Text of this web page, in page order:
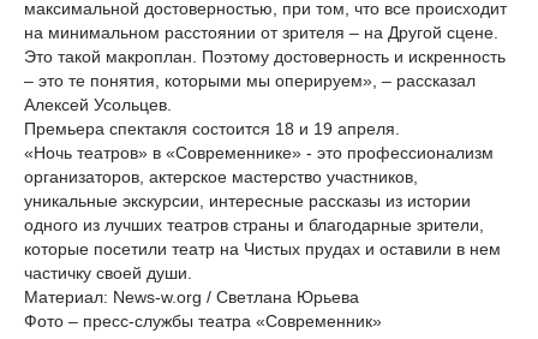
максимальной достоверностью, при том, что все происходит
на минимальном расстоянии от зрителя – на Другой сцене.
Это такой макроплан. Поэтому достоверность и искренность
– это те понятия, которыми мы оперируем», – рассказал
Алексей Усольцев.
Премьера спектакля состоится 18 и 19 апреля.
«Ночь театров» в «Современнике» - это профессионализм
организаторов, актерское мастерство участников,
уникальные экскурсии, интересные рассказы из истории
одного из лучших театров страны и благодарные зрители,
которые посетили театр на Чистых прудах и оставили в нем
частичку своей души.
Материал: News-w.org / Светлана Юрьева
Фото – пресс-службы театра «Современник»